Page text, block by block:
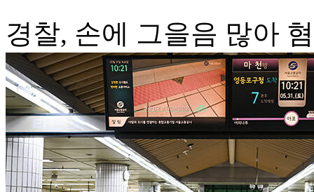
경찰, 손에 그을음 많아